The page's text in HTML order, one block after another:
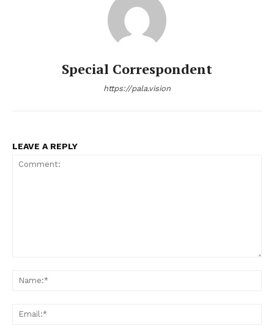
Special Correspondent
https://pala.vision
LEAVE A REPLY